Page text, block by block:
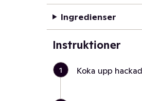
Ingredienser
Instruktioner
1 Koka upp